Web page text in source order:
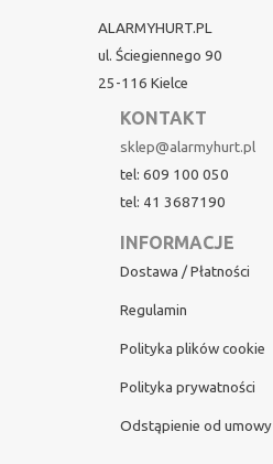
ALARMYHURT.PL
ul. Ściegiennego 90
25-116 Kielce
KONTAKT
sklep@alarmyhurt.pl
tel: 609 100 050
tel: 41 3687190
INFORMACJE
Dostawa / Płatności
Regulamin
Polityka plików cookie
Polityka prywatności
Odstąpienie od umowy